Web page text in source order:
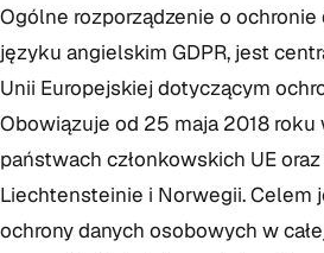
Ogólne rozporządzenie o ochronie
języku angielskim GDPR, jest
Unii Europejskiej dotyczącym
Obowiązuje od 25 maja 2018
państwach członkowskich UE
Liechtensteinie i Norwegii. Celem
ochrony danych osobowych w